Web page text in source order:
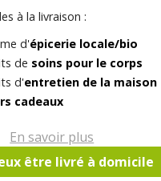
à la livraison :
d'épicerie locale/bio
de soins pour le corps
d'entretien de la maison
cadeaux
En savoir plus
être livré à domicile